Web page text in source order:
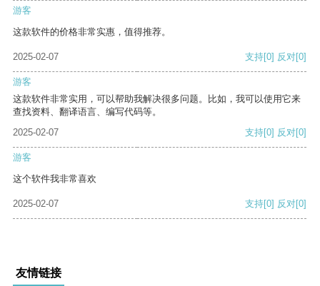
游客
这款软件的价格非常实惠，值得推荐。
2025-02-07 支持[0] 反对[0]
游客
这款软件非常实用，可以帮助我解决很多问题。比如，我可以使用它来
查找资料、翻译语言、编写代码等。
2025-02-07
支持[0] 反对[0]
游客
这个软件我非常喜欢
2025-02-07 支持[0] 反对[0]
友情链接